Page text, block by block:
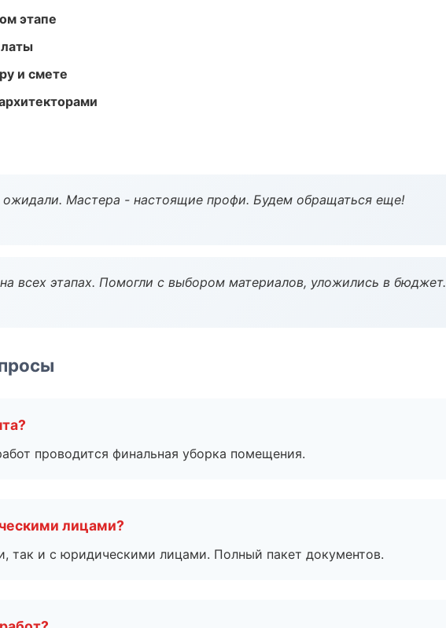
этапе
и смете
Мастера - настоящие профи. Будем обращаться еще!
всех этапах. Помогли с выбором материалов, уложились в бюджет.
проводится финальная уборка помещения.
лицами?
так и с юридическими лицами. Полный пакет документов.